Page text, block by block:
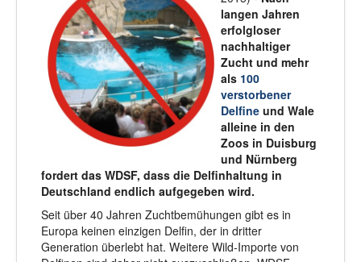
langen Jahren
erfolgloser
nachhaltiger
Zucht und mehr
als 100
verstorbener
Delfine und Wale
alleine in den
Zoos in Duisburg
und Nürnberg
fordert das WDSF, dass die Delfinhaltung in
Deutschland endlich aufgegeben wird.
Seit über 40 Jahren Zuchtbemühungen gibt es in
Europa keinen einzigen Delfin, der in dritter
Generation überlebt hat. Weitere Wild-Importe von